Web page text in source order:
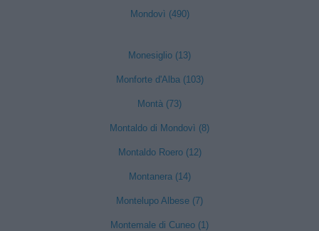
Mondovì (490)
Monesiglio (13)
Monforte d'Alba (103)
Montà (73)
Montaldo di Mondovì (8)
Montaldo Roero (12)
Montanera (14)
Montelupo Albese (7)
Montemale di Cuneo (1)